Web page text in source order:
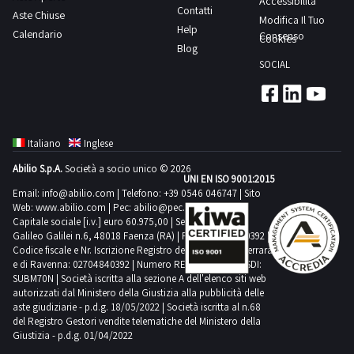
NOTE
-
tempistica
massima
prevista
per
lo
svolgimento
delle
regolazione
velocità
5
metri
di
cavo
con
spina
industriale
per
Tavola
rotante
Doppi
gruppi
di
alimentazione
carta
Pressa
formatrice
per
dare
è
rivolta
esclusivamente
a
soggetti
riparatori
e
produttori
di
settore
1
Quadro
elettrico
M.T.
24
kV
e
400
A,
verbale
serbatoio,
scambiatore
rapido
a
fascio
tubiero
per
gli
impianti
di
tempistica
per
lo
svolgimento
delle
attività
di
ritiro
dal
di
p.iva
e
qualificabili
come
Professionisti
(ossia
che
acquistano
i
a
partecipare
esclusivamente
soggetti
giuridici
dotati
di
p.iva
e
qualificabili
-
Bene
vetusto
con
targhetta
a
marchio
CE
della
ditta
Aste Chiuse
Calendario
Contatti
Help
Blog
Modifica Il Tuo
Consenso
Cookies
SOCIAL
Italiano
Inglese
Abilio S.p.A.Società a socio unico © 2026
Email: info@abilio.com | Telefono: +39 0546 046747 | Sito
Web: www.abilio.com | Pec: abilio@pec.illimity.com
Capitale sociale [i.v.] euro 60.975,00 | Sede legale in Via
Galileo Galilei n.6, 48018 Faenza (RA) | P.IVA: 02704840392 |
Codice fiscale e Nr. Iscrizione Registro delle Imprese di Ferrara
e di Ravenna: 02704840392 | Numero REA RA 224830 | SDI:
SUBM70N | Società iscritta alla sezione A dell'elenco siti web
autorizzati dal Ministero della Giustizia alla pubblicità delle
aste giudiziarie - p.d.g. 18/05/2022 | Società iscritta al n.68
del Registro Gestori vendite telematiche del Ministero della
Giustizia - p.d.g. 01/04/2022
UNI EN ISO 9001:2015